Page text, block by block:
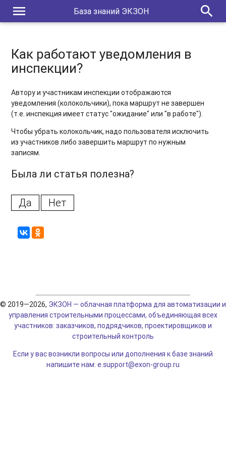
menu База знаний ЭКЗОН search
Как работают уведомления в
инспекции?
Автору и участникам инспекции отображаются
уведомления (колокольчики), пока маршрут не завершен
(т.е. инспекция имеет статус "ожидание" или "в работе").
Чтобы убрать колокольчик, надо пользователя исключить
из участников либо завершить маршрут по нужным
записям.
Была ли статья полезна?
Да Нет
© 2019—2026, ЭКЗОН — облачная платформа для автоматизации и
управления строительными процессами, объединяющая всех
участников: заказчиков, подрядчиков, проектировщиков и
строительный контроль
Если у вас возникли вопросы или дополнения к базе знаний
напишите нам: e.support@exon-group.ru